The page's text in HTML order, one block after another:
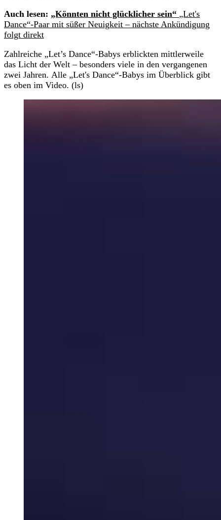
Auch lesen: „Könnten nicht glücklicher sein“ „Let's
Dance“-Paar mit süßer Neuigkeit – nächste Ankündigung
folgt direkt
Zahlreiche „Let’s Dance“-Babys erblickten mittlerweile
das Licht der Welt – besonders viele in den vergangenen
zwei Jahren. Alle „Let's Dance“-Babys im Überblick gibt
es oben im Video. (ls)